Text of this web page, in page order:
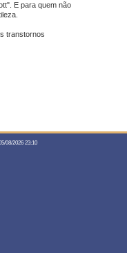
E para quem não
transtornos
08/2026 23:10